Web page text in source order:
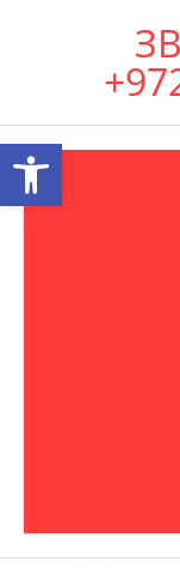
Открыть панель